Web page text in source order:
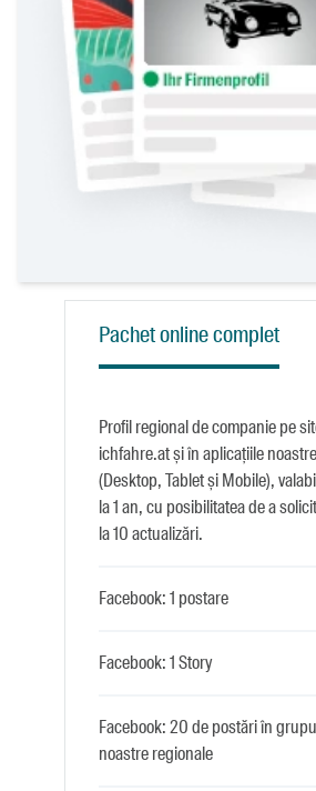
Pachet online complet
Profil regional de companie pe
ichfahre.at și în aplicațiile noastre
(Desktop, Tablet și Mobile),
la 1 an, cu posibilitatea de a
la 10 actualizări.
Facebook: 1 postare
Facebook: 1 Story
Facebook: 20 de postări în
noastre regionale